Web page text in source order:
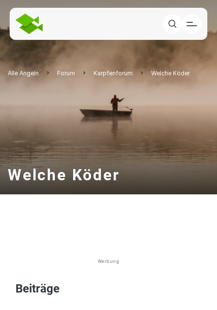
Alle Angeln Forum Karpfenforum Welche Köder
Welche Köder
Werbung
Beiträge